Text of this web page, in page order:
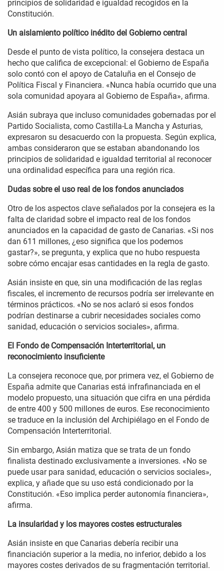
principios de solidaridad e igualdad recogidos en la
Constitución.
Un aislamiento político inédito del Gobierno central
Desde el punto de vista político, la consejera destaca un
hecho que califica de excepcional: el Gobierno de España
solo contó con el apoyo de Cataluña en el Consejo de
Política Fiscal y Financiera. «Nunca había ocurrido que una
sola comunidad apoyara al Gobierno de España», afirma.
Asián subraya que incluso comunidades gobernadas por el
Partido Socialista, como Castilla-La Mancha y Asturias,
expresaron su desacuerdo con la propuesta. Según explica,
ambas consideraron que se estaban abandonando los
principios de solidaridad e igualdad territorial al reconocer
una ordinalidad específica para una región rica.
Dudas sobre el uso real de los fondos anunciados
Otro de los aspectos clave señalados por la consejera es la
falta de claridad sobre el impacto real de los fondos
anunciados en la capacidad de gasto de Canarias. «Si nos
dan 611 millones, ¿eso significa que los podemos
gastar?», se pregunta, y explica que no hubo respuesta
sobre cómo encajar esas cantidades en la regla de gasto.
Asián insiste en que, sin una modificación de las reglas
fiscales, el incremento de recursos podría ser irrelevante en
términos prácticos. «No se nos aclaró si esos fondos
podrían destinarse a cubrir necesidades sociales como
sanidad, educación o servicios sociales», afirma.
El Fondo de Compensación Interterritorial, un
reconocimiento insuficiente
La consejera reconoce que, por primera vez, el Gobierno de
España admite que Canarias está infrafinanciada en el
modelo propuesto, una situación que cifra en una pérdida
de entre 400 y 500 millones de euros. Ese reconocimiento
se traduce en la inclusión del Archipiélago en el Fondo de
Compensación Interterritorial.
Sin embargo, Asián matiza que se trata de un fondo
finalista destinado exclusivamente a inversiones. «No se
puede usar para sanidad, educación o servicios sociales»,
explica, y añade que su uso está condicionado por la
Constitución. «Eso implica perder autonomía financiera»,
afirma.
La insularidad y los mayores costes estructurales
Asián insiste en que Canarias debería recibir una
financiación superior a la media, no inferior, debido a los
mayores costes derivados de su fragmentación territorial.